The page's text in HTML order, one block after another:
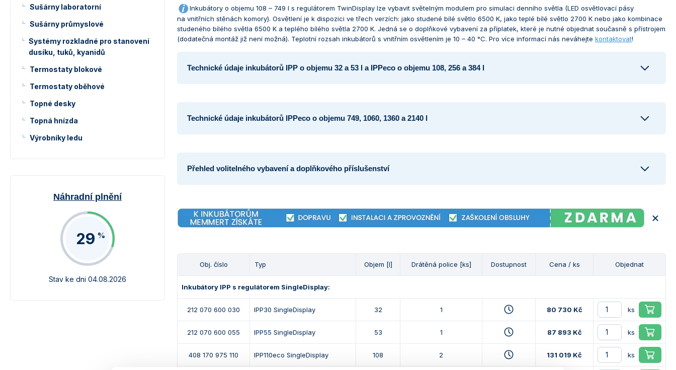
Sušárny laboratorní
Sušárny průmyslové
Systémy rozkladné pro stanovení
dusíku, tuků, kyanidů
Termostaty blokové
Termostaty oběhové
Topné desky
Topná hnízda
Výrobníky ledu
Náhradní plnění
29 %
Stav ke dni 04.08.2026
Inkubátory o objemu 108 – 749 l s regulátorem TwinDisplay lze vybavit světelným modulem pro simulaci denního světla (LED osvětlovací pásy
na vnitřních stěnách komory). Osvětlení je k dispozici ve třech verzích: jako studené bílé světlo 6500 K, jako teplé bílé světlo 2700 K nebo jako kombinace
studeného bílého světla 6500 K a teplého bílého světla 2700 K. Jedná se o doplňkové vybavení za příplatek, které je nutné objednat současně s přístrojem
(dodatečná montáž již není možná). Teplotní rozsah inkubátorů s vnitřním osvětlením je 10 – 40 °C. Pro více informací nás neváhejte kontaktovat!
Technické údaje inkubátorů IPP o objemu 32 a 53 l a IPPeco o objemu 108, 256 a 384 l
Technické údaje inkubátorů IPPeco o objemu 749, 1060, 1360 a 2140 l
Přehled volitelného vybavení a doplňkového příslušenství
Obj. číslo Typ Objem [l] Drátěná police [ks] Dostupnost Cena / ks Objednat
Inkubátory IPP s regulátorem SingleDisplay:
212 070 600 030 IPP30 SingleDisplay 32 1 80 730 Kč ks
212 070 600 055 IPP55 SingleDisplay 53 1 87 893 Kč ks
408 170 975 110 IPP110eco SingleDisplay 108 2 131 019 Kč ks